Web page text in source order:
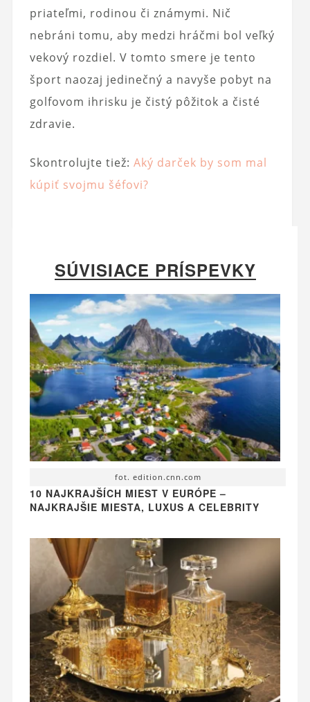
priateľmi, rodinou či známymi. Nič
nebráni tomu, aby medzi hráčmi bol veľký
vekový rozdiel. V tomto smere je tento
šport naozaj jedinečný a navyše pobyt na
golfovom ihrisku je čistý pôžitok a čisté
zdravie.
Skontrolujte tiež: Aký darček by som mal
kúpiť svojmu šéfovi?
SÚVISIACE PRÍSPEVKY
fot. edition.cnn.com
10 NAJKRAJŠÍCH MIEST V EURÓPE –
NAJKRAJŠIE MIESTA, LUXUS A CELEBRITY